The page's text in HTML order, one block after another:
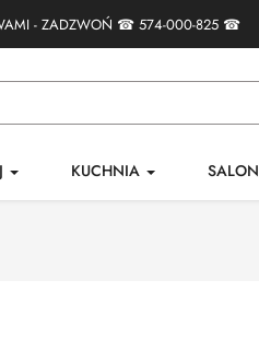
- ZADZWOŃ ☎ 574-000-825 ☎
KUCHNIA SALON